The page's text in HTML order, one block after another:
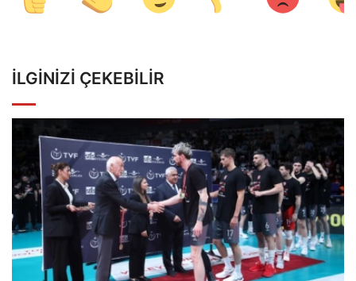
İLGINIZI ÇEKEBILIR